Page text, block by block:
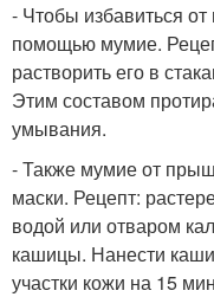
- Чтобы избавиться
помощью мумие.
растворить его в
Этим составом
умывания.
- Также мумие от
маски. Рецепт:
водой или отваром
кашицы. Нанести
участки кожи на 15